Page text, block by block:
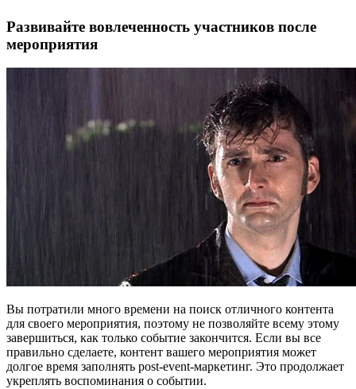
Развивайте вовлеченность участников после
мероприятия
Вы потратили много времени на поиск отличного контента
для своего мероприятия, поэтому не позволяйте всему этому
завершиться, как только событие закончится. Если вы все
правильно сделаете, контент вашего мероприятия может
долгое время заполнять post-event-маркетинг. Это продолжает
укреплять воспоминания о событии.